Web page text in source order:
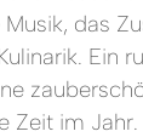
das
Ein
Zeit im Jahr.